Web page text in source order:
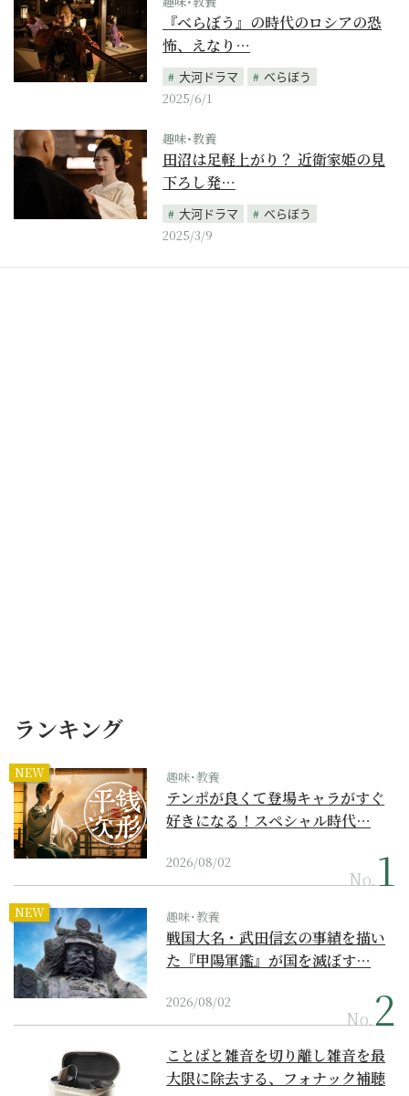
『べらぼう』の時代のロシアの恐
怖、えなり…
大河ドラマ
べらぼう
2025/6/1
趣味･教養
田沼は足軽上がり？ 近衛家姫の見
下ろし発…
大河ドラマ
べらぼう
2025/3/9
ランキング
NEW 趣味･教養
テンポが良くて登場キャラがすぐ
好きになる！スペシャル時代…
2026/08/02
No.
NEW 趣味･教養
戦国大名・武田信玄の事績を描い
た『甲陽軍鑑』が国を滅ぼす…
2026/08/02
No.
ことばと雑音を切り離し雑音を最
大限に除去する、フォナック補聴